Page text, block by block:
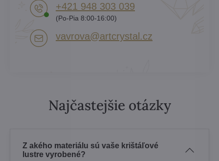
+421 948 303 039
(Po-Pia 8:00-16:00)
vavrova​@artcrystal​.cz
Najčastejšie otázky
Z akého materiálu sú vaše krištáľové
lustre vyrobené?